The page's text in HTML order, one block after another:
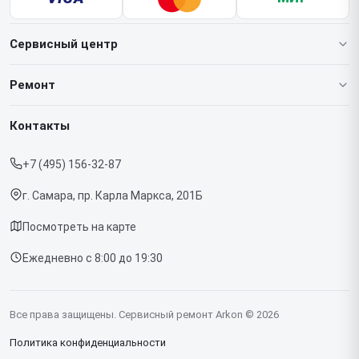
Сервисный центр
О нашем сервисе
Срочный ремонт
Доставка и способы оплаты
Диагностика
Контакты
Ремонт
Тепловизионных монокуляров
Контакты
+7 (495) 156-32-87
г. Самара, пр. Карла Маркса, 201Б
Посмотреть на карте
Ежедневно с 8:00 до 19:30
Все права защищены. Сервисный ремонт Arkon © 2026
Политика конфиденциальности